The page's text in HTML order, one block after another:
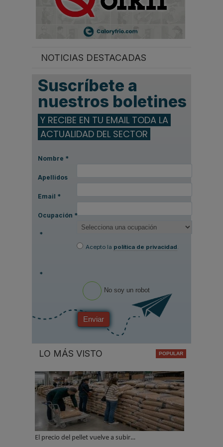
NOTICIAS DESTACADAS
Suscríbete a
nuestros boletines
Y RECIBE EN TU EMAIL TODA LA
ACTUALIDAD DEL SECTOR
Nombre *
Apellidos
Email *
Ocupación *
*
Acepto la política de privacidad.
*
No soy un robot
Enviar
LO MÁS VISTO
El precio del pellet vuelve a subir…